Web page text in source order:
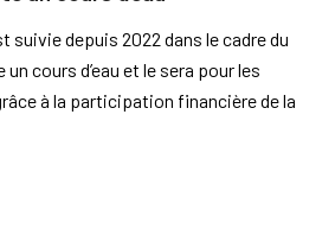
suivie depuis 2022 dans le cadre du
cours d’eau et le sera pour les
à la participation financière de la